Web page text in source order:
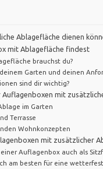
Ablagefläche dienen
mit Ablagefläche findest
brauchst du?
Garten und deinen
sind dir wichtig?
mit
im Garten
Terrasse
Wohnkonzepten
mit zusätzlicher
Auflagenbox auch als
am besten für eine